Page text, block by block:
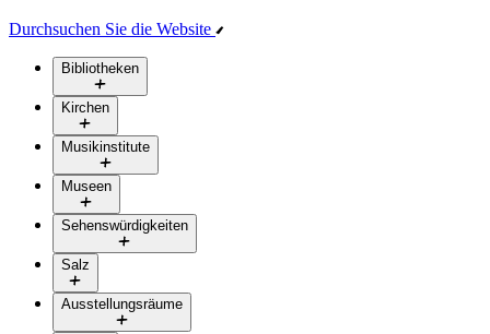
Durchsuchen Sie die Website
Bibliotheken
Kirchen
Musikinstitute
Museen
Sehenswürdigkeiten
Salz
Ausstellungsräume